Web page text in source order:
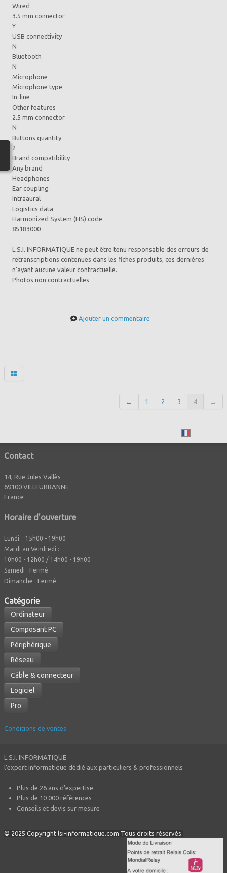
Wired
3.5 mm connector
Y
USB connectivity
N
Bluetooth
N
Microphone
Microphone type
In-line
Other features
2.5 mm connector
N
Buttons quantity
2
Brand compatibility
Any brand
Headphones
Ear coupling
Intraaural
Logistics data
Harmonized System (HS) code
85183000
L.S.I. INFORMATIQUE ne peut être tenu responsable des erreurs de
retranscriptions contenues dans les fiches produits, ces dernières
n'ayant aucune valeur contractuelle.
Photos non contractuelles
Ajouter un commentaire
← 1 2 3 4 →
Contact
14, Rue Jules Vallès
69100 VILLEURBANNE
France
Horaire d'ouverture
Lundi : 15h00 - 19h00
Mardi au Vendredi :
10h00 - 12h00 / 14h00 - 19h00
Samedi : Fermé
Dimanche : Fermé
Catégorie
Ordinateur
Composant PC
Périphérique
Réseau
Câble & connecteur
Logiciel
Pro
Conditions de ventes
L.S.I. INFORMATIQUE
l’expert informatique dédié aux particuliers & professionnels
Plus de 26 ans d’expertise
Plus de 10 000 références
Conseils et devis sur mesure
© 2025 Copyright lsi-informatique.com Tous droits réservés.